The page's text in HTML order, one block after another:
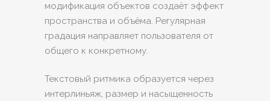
модификация объектов создаёт эффект
пространства и объёма. Регулярная
градация направляет пользователя от
общего к конкретному.
Текстовый ритмика образуется через
интерлиньяж, размер и насыщенность